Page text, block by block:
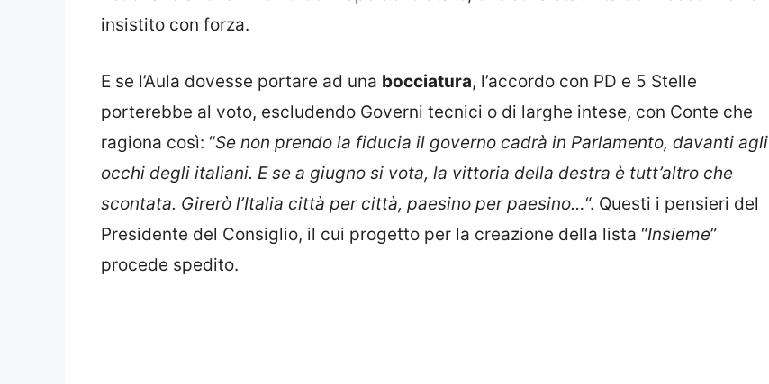
insistito con forza.
E se l’Aula dovesse portare ad una bocciatura, l’accordo con PD e 5 Stelle
porterebbe al voto, escludendo Governi tecnici o di larghe intese, con Conte che
ragiona così: “Se non prendo la fiducia il governo cadrà in Parlamento, davanti agli
occhi degli italiani. E se a giugno si vota, la vittoria della destra è tutt’altro che
scontata. Girerò l’Italia città per città, paesino per paesino…“. Questi i pensieri del
Presidente del Consiglio, il cui progetto per la creazione della lista “Insieme”
procede spedito.